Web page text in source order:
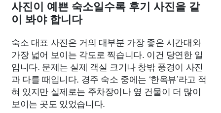
사진이 예쁜 숙소일수록 후기 사진을 같
이 봐야 합니다
숙소 대표 사진은 거의 대부분 가장 좋은 시간대와
가장 넓어 보이는 각도로 찍습니다. 이건 당연한 일
입니다. 문제는 실제 객실 크기나 창밖 풍경이 사진
과 다를 때입니다. 경주 숙소 중에는 ‘한옥뷰’라고 적
혀 있지만 실제로는 주차장이나 옆 건물이 더 많이
보이는 곳도 있었습니다.